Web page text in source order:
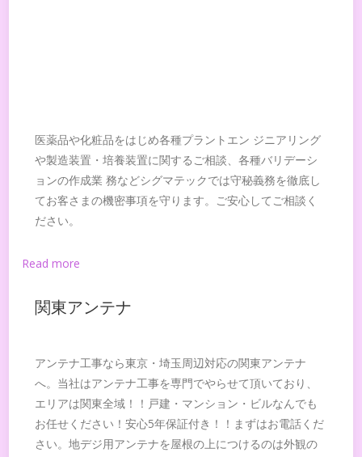
医薬品や化粧品をはじめ各種プラントエン ジニアリング
や製造装置・培養装置に関するご相談、各種バリデーシ
ョンの作成業 務などシグマテックでは守秘義務を徹底し
てお客さまの機密事項を守ります。ご安心してご相談く
ださい。
Read more
関東アンテナ
アンテナ工事なら東京・埼玉周辺対応の関東アンテナ
へ。当社はアンテナ工事を専門でやらせて頂いており、
エリアは関東全域！！戸建・マンション・ビルなんでも
お任せください！安心5年保証付き！！まずはお電話くだ
さい。地デジ用アンテナを屋根の上につけるのは外観の